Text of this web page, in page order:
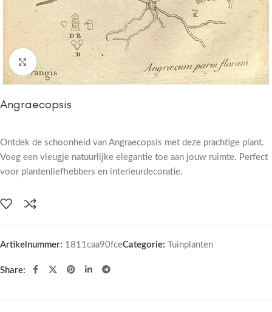
Click to enlarge
Angraecopsis
Ontdek de schoonheid van Angraecopsis met deze prachtige plant.
Voeg een vleugje natuurlijke elegantie toe aan jouw ruimte. Perfect
voor plantenliefhebbers en interieurdecoratie.
Artikelnummer: 1811caa90fceCategorie: Tuinplanten
Share: